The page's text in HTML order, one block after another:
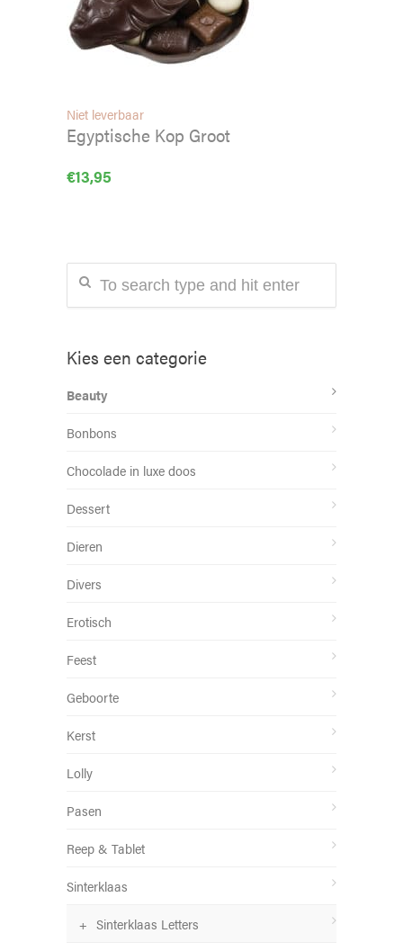
Niet leverbaar
Egyptische Kop Groot
€13,95
Kies een categorie
Beauty
Bonbons
Chocolade in luxe doos
Dessert
Dieren
Divers
Erotisch
Feest
Geboorte
Kerst
Lolly
Pasen
Reep & Tablet
Sinterklaas
Sinterklaas Letters